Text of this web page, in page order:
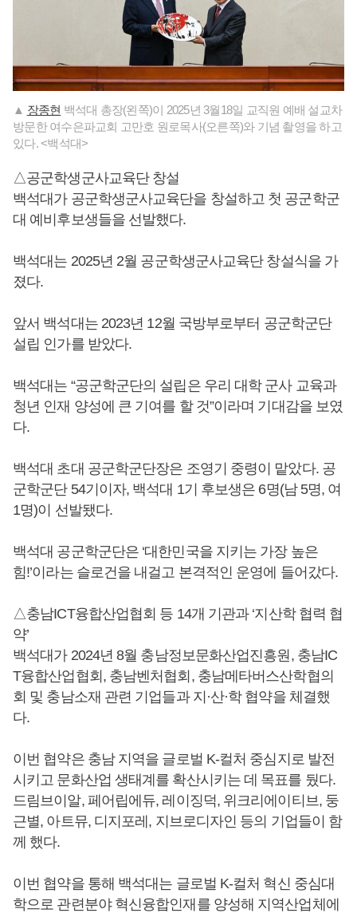
▲ 장종현 백석대 총장(왼쪽)이 2025년 3월18일 교직원 예배 설교차
방문한 여수은파교회 고만호 원로목사(오른쪽)와 기념 촬영을 하고
있다. <백석대>
△공군학생군사교육단 창설
백석대가 공군학생군사교육단을 창설하고 첫 공군학군
대 예비후보생들을 선발했다.
백석대는 2025년 2월 공군학생군사교육단 창설식을 가
졌다.
앞서 백석대는 2023년 12월 국방부로부터 공군학군단
설립 인가를 받았다.
백석대는 “공군학군단의 설립은 우리 대학 군사 교육과
청년 인재 양성에 큰 기여를 할 것”이라며 기대감을 보였
다.
백석대 초대 공군학군단장은 조영기 중령이 맡았다. 공
군학군단 54기이자, 백석대 1기 후보생은 6명(남 5명, 여
1명)이 선발됐다.
백석대 공군학군단은 ‘대한민국을 지키는 가장 높은
힘!’이라는 슬로건을 내걸고 본격적인 운영에 들어갔다.
△충남ICT융합산업협회 등 14개 기관과 ‘지산학 협력 협
약’
백석대가 2024년 8월 충남정보문화산업진흥원, 충남IC
T융합산업협회, 충남벤처협회, 충남메타버스산학협의
회 및 충남소재 관련 기업들과 지·산·학 협약을 체결했
다.
이번 협약은 충남 지역을 글로벌 K-컬처 중심지로 발전
시키고 문화산업 생태계를 확산시키는 데 목표를 뒀다.
드림브이알, 페어립에듀, 레이징덕, 위크리에이티브, 둥
근별, 아트뮤, 디지포레, 지브로디자인 등의 기업들이 함
께 했다.
이번 협약을 통해 백석대는 글로벌 K-컬처 혁신 중심대
학으로 관련분야 혁신융합인재를 양성해 지역산업체에